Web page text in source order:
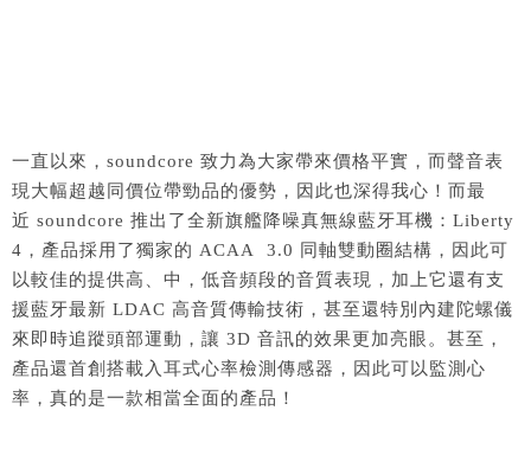
一直以來，soundcore 致力為大家帶來價格平實，而聲音表
現大幅超越同價位帶勁品的優勢，因此也深得我心！而最
近 soundcore 推出了全新旗艦降噪真無線藍牙耳機：Liberty
4，產品採用了獨家的 ACAA 3.0 同軸雙動圈結構，因此可
以較佳的提供高、中，低音頻段的音質表現，加上它還有支
援藍牙最新 LDAC 高音質傳輸技術，甚至還特別內建陀螺儀
來即時追蹤頭部運動，讓 3D 音訊的效果更加亮眼。甚至，
產品還首創搭載入耳式心率檢測傳感器，因此可以監測心
率，真的是一款相當全面的產品！